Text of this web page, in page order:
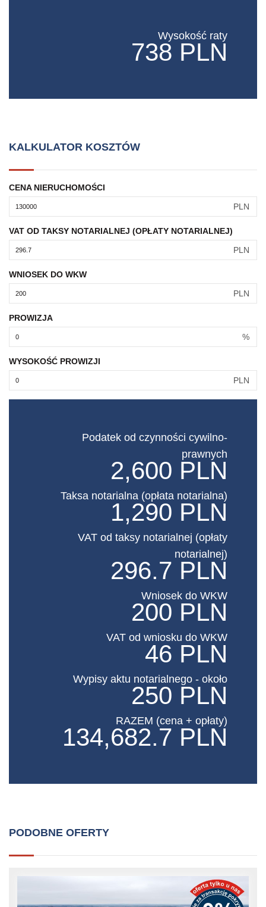
Wysokość raty
738 PLN
KALKULATOR KOSZTÓW
CENA NIERUCHOMOŚCI
PLN
VAT OD TAKSY NOTARIALNEJ (OPŁATY NOTARIALNEJ)
PLN
WNIOSEK DO WKW
PLN
PROWIZJA
%
WYSOKOŚĆ PROWIZJI
PLN
Podatek od czynności cywilno-
prawnych
2,600 PLN
Taksa notarialna (opłata notarialna)
1,290 PLN
VAT od taksy notarialnej (opłaty
notarialnej)
296.7 PLN
Wniosek do WKW
200 PLN
VAT od wniosku do WKW
46 PLN
Wypisy aktu notarialnego - około
250 PLN
RAZEM (cena + opłaty)
134,682.7 PLN
PODOBNE OFERTY